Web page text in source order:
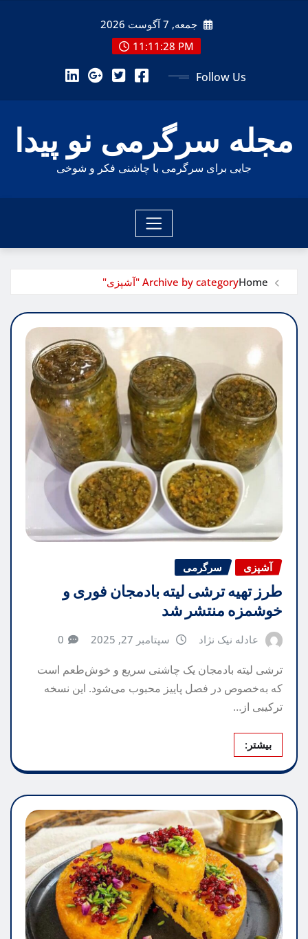
جمعه, 7 آگوست 2026
11:11:30 PM
Follow Us
مجله سرگرمی نو پیدا
جایی برای سرگرمی با چاشنی فکر و شوخی
HomeArchive by category "آشپزی"
آشپزی سرگرمی
طرز تهیه ترشی لیته بادمجان فوری و
خوشمزه منتشر شد
عادله نیک نژاد سپتامبر 27, 2025 0
ترشی لیته بادمجان یک چاشنی سریع و خوش‌طعم است
که به‌خصوص در فصل پاییز محبوب می‌شود. این نسخه
ترکیبی از…
بیشتر: